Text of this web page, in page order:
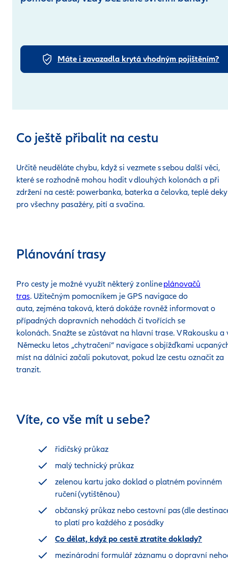
Máte i zavazadla krytá vhodným pojištěním?
Co ještě přibalit na cestu
Určitě neuděláte chybu, když si vezmete s sebou další věci,
které se rozhodně mohou hodit v dlouhých kolonách a při
zdržení na cestě: powerbanka, baterka a čelovka, teplé deky
pro všechny pasažéry, pití a svačina.
Plánování trasy
Pro cesty je možné využít některý z onlineplánovačů
tras. Užitečným pomocníkem je GPS navigace do
auta, zejména taková, která dokáže rovněž informovat o
případných dopravních nehodách či tvořících se
kolonách. Snažte se zůstávat na hlavní trase. V Rakousku a
Německu letos „chytračení“ navigace s objížďkami
míst na dálnici začali pokutovat, pokud lze cestu označit za
tranzit.
Víte, co vše mít u sebe?
řidičský průkaz
malý technický průkaz
zelenou kartu jako doklad o platném povinném
ručení (vytištěnou)
občanský průkaz nebo cestovní pas (dle
to platí pro každého z posádky
Co dělat, když po cestě ztratíte doklady?
mezinárodní formulář záznamu o dopravní